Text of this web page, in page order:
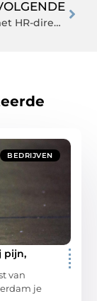
Interview met HR-directeur
BEDRIJVEN
pijn,
van
je